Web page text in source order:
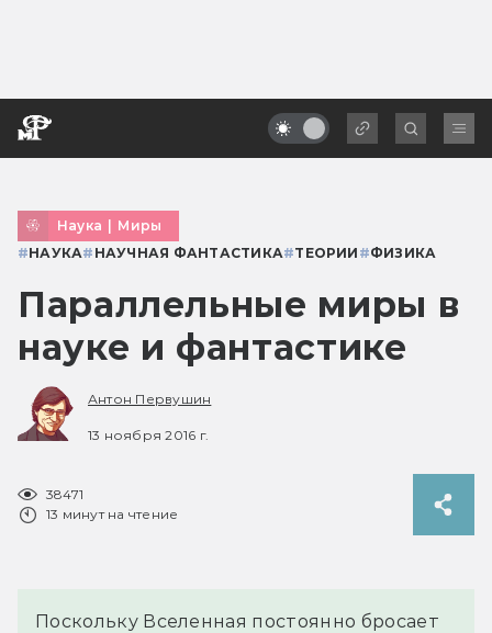
Наука | Миры
#НАУКА# НАУЧНАЯ ФАНТАСТИКА#ТЕОРИИ #ФИЗИКА
Параллельные миры в
науке и фантастике
Антон Первушин
13 ноября 2016 г.
38471
13 минут на чтение
Поскольку Вселенная постоянно бросает